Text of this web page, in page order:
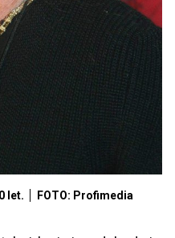
let. FOTO: Profimedia